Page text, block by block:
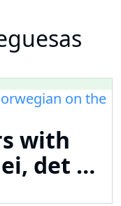
on the
with
det …